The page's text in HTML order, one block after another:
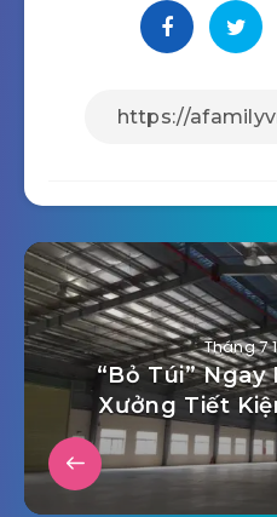
Tháng 7
“Bỏ Túi” Ngay
Xưởng Tiết